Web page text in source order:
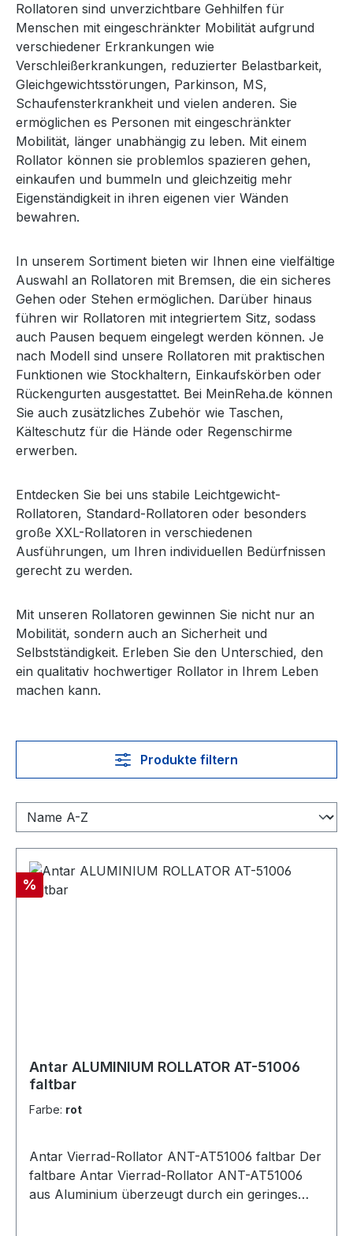
Rollatoren sind unverzichtbare Gehhilfen für
Menschen mit eingeschränkter Mobilität aufgrund
verschiedener Erkrankungen wie
Verschleißerkrankungen, reduzierter Belastbarkeit,
Gleichgewichtsstörungen, Parkinson, MS,
Schaufensterkrankheit und vielen anderen. Sie
ermöglichen es Personen mit eingeschränkter
Mobilität, länger unabhängig zu leben. Mit einem
Rollator können sie problemlos spazieren gehen,
einkaufen und bummeln und gleichzeitig mehr
Eigenständigkeit in ihren eigenen vier Wänden
bewahren.
In unserem Sortiment bieten wir Ihnen eine vielfältige
Auswahl an Rollatoren mit Bremsen, die ein sicheres
Gehen oder Stehen ermöglichen. Darüber hinaus
führen wir Rollatoren mit integriertem Sitz, sodass
auch Pausen bequem eingelegt werden können. Je
nach Modell sind unsere Rollatoren mit praktischen
Funktionen wie Stockhaltern, Einkaufskörben oder
Rückengurten ausgestattet. Bei MeinReha.de können
Sie auch zusätzliches Zubehör wie Taschen,
Kälteschutz für die Hände oder Regenschirme
erwerben.
Entdecken Sie bei uns stabile Leichtgewicht-
Rollatoren, Standard-Rollatoren oder besonders
große XXL-Rollatoren in verschiedenen
Ausführungen, um Ihren individuellen Bedürfnissen
gerecht zu werden.
Mit unseren Rollatoren gewinnen Sie nicht nur an
Mobilität, sondern auch an Sicherheit und
Selbstständigkeit. Erleben Sie den Unterschied, den
ein qualitativ hochwertiger Rollator in Ihrem Leben
machen kann.
Produkte filtern
Rabatt
%
Antar ALUMINIUM ROLLATOR AT-51006
faltbar
Farbe: rot
Antar Vierrad-Rollator ANT-AT51006 faltbar Der
faltbare Antar Vierrad-Rollator ANT-AT51006
aus Aluminium überzeugt durch ein geringes